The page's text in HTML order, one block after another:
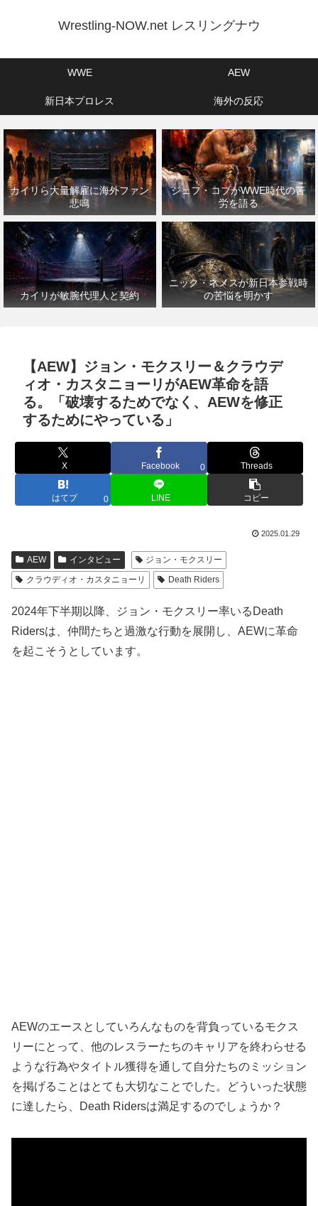
Wrestling-NOW.net レスリングナウ
WWE AEW
新日本プロレス 海外の反応
カイリら大量解雇に海外ファン
悲鳴
ジェフ・コブがWWE時代の苦
労を語る
カイリが敏腕代理人と契約
ニック・ネメスが新日本参戦時
の苦悩を明かす
【AEW】ジョン・モクスリー＆クラウデ
ィオ・カスタニョーリがAEW革命を語
る。「破壊するためでなく、AEWを修正
するためにやっている」
X Facebook 0 Threads
はてブ 0 LINE コピー
2025.01.29
AEW インタビュー
ジョン・モクスリー
クラウディオ・カスタニョーリ
Death Riders
2024年下半期以降、ジョン・モクスリー率いるDeath
Ridersは、仲間たちと過激な行動を展開し、AEWに革命
を起こそうとしています。
AEWのエースとしていろんなものを背負っているモクス
リーにとって、他のレスラーたちのキャリアを終わらせる
ような行為やタイトル獲得を通して自分たちのミッション
を掲げることはとても大切なことでした。どういった状態
に達したら、Death Ridersは満足するのでしょうか？